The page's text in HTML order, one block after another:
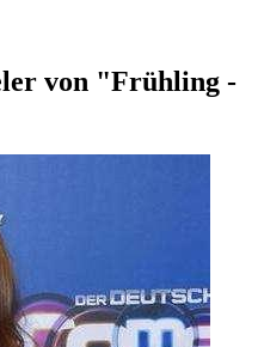
von "Frühling -